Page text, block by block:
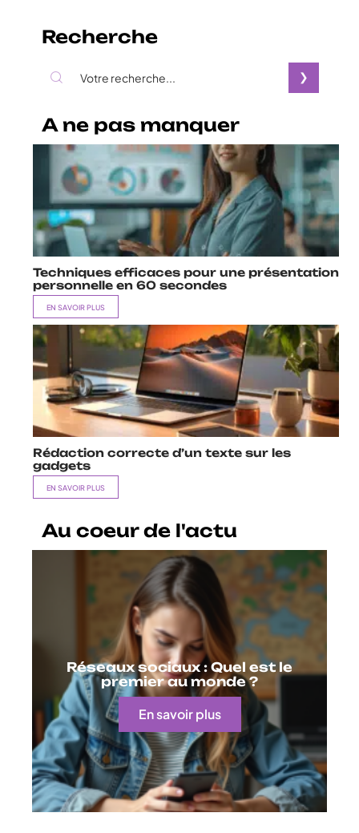
Recherche
A ne pas manquer
Techniques efficaces pour une présentation
personnelle en 60 secondes
EN SAVOIR PLUS
Rédaction correcte d’un texte sur les
gadgets
EN SAVOIR PLUS
Au coeur de l'actu
Réseaux sociaux : Quel est le
premier au monde ?
En savoir plus